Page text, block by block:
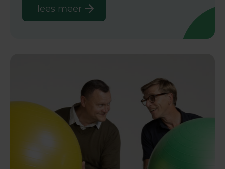
lees meer